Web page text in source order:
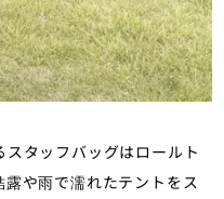
タッフバッグはロールト
や雨で濡れたテントをス